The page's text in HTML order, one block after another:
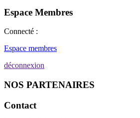
Espace Membres
Connecté :
Espace membres
déconnexion
NOS PARTENAIRES
Contact